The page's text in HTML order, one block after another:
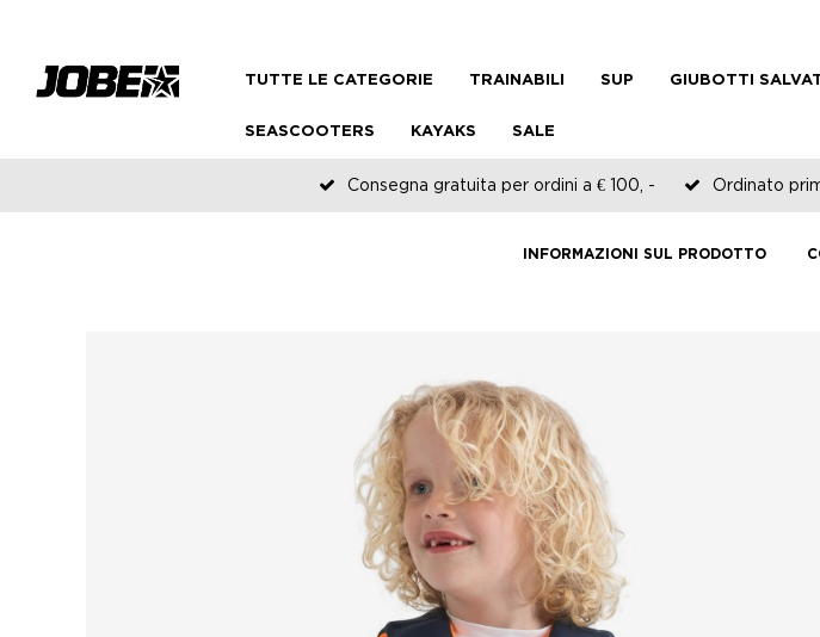
TUTTE LE CATEGORIE TRAINABILI SUP GIUBOTTI
SEASCOOTERS KAYAKS SALE
Consegna gratuita per ordini a € 100, - Ordinato
INFORMAZIONI SUL PRODOTTO